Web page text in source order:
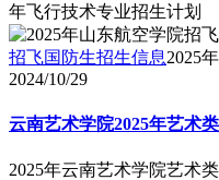
年飞行技术专业招生计划
招飞国防生招生信息2025
2024/10/29
云南艺术学院2025年艺术
2025年云南艺术学院艺术